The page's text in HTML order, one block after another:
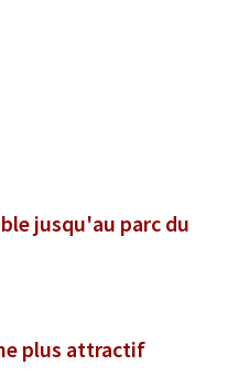
jusqu'au parc du
plus attractif